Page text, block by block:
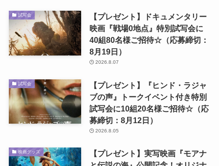
試写会
【プレゼント】ドキュメンタリー
映画『戦場0地点』特別試写会に
40組80名様ご招待☆（応募締切：
8月19日）
2026.8.07
試写会
【プレゼント】『ヒンド・ラジャ
ブの声』トークイベント付き特別
試写会に10組20名様ご招待☆（応
募締切：8月12日）
2026.8.05
映画グッズ
【プレゼント】実写映画『モアナ